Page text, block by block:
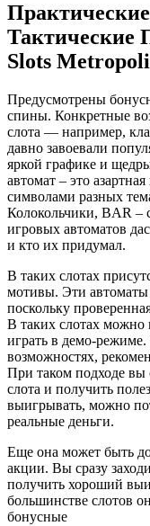
Тактические
Slots
Предусмотрены
спины. Конкретные
слота — например,
давно завоевали
яркой графике и
автомат – это
символами разных
Колокольчики, BAR –
игровых автоматов
и кто их придумал.
В таких слотах
мотивы. Эти
поскольку
В таких слотах
играть в демо-
возможностях,
При таком подходе вы
слота и получить
выигрывать, можно
реальные деньги.
Еще она может быть
акции. Вы сразу
получить хороший
большинстве слотов
бонусные